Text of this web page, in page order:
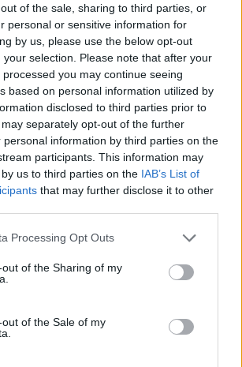
of the sale, sharing to third parties, or
personal or sensitive information for
by us, please use the below opt-out
selection. Please note that after your
you may continue seeing
based on personal information utilized by
disclosed to third parties prior to
separately opt-out of the further
personal information by third parties on the
participants. This information may
us to third parties on the IAB’s List of
that may further disclose it to other
website/app uses one or more Google
visit or usage behaviour. You may click to
to Google and its third-party tags to
specified purposes in below Google
Processing Opt Outs
of the Sharing of my
of the Sale of my
feladatot kaptak: aMesél a
ZsigmondÚri muricímű
színpadra.
számít a többszörös
rendezője: Mohácsi János,
Vajk, aki aMeseautóután idén is
mégpedig egy ősbemutatóval,
viszi színre. A visszatérők
Kornél is, aki azOscarvirtuóz
Karinthy Frigyes örökzöldjét,
csapatból” természetesen nem
Kamarában rendez egy sajátos
költői, kegyetlen és mulatságos ír
rendezői először dolgoznak a
de mindketten a